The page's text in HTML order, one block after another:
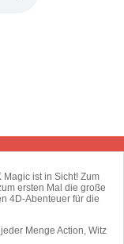
ist in Sicht! Zum
ersten Mal die große
4D-Abenteuer für die
Menge Action, Witz